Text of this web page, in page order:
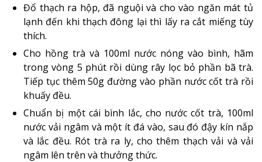
Đổ thạch ra hộp, đã nguội và cho vào ngăn mát tủ
lạnh đến khi thạch đông lại thì lấy ra cắt miếng tùy
thích.
Cho hồng trà và 100ml nước nóng vào bình, hãm
trong vòng 5 phút rồi dùng rây lọc bỏ phần bã trà.
Tiếp tục thêm 50g đường vào phần nước cốt trà rồi
khuấy đều.
Chuẩn bị một cái bình lắc, cho nước cốt trà, 100ml
nước vải ngâm và một ít đá vào, sau đó đậy kín nắp
và lắc đều. Rót trà ra ly, cho thêm thạch vải và vải
ngâm lên trên và thưởng thức.